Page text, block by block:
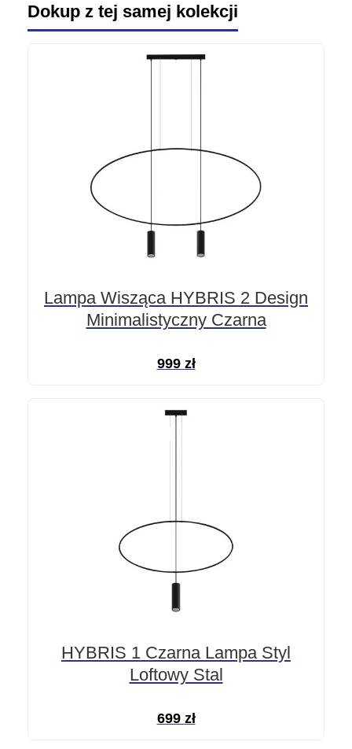
Dokup z tej samej kolekcji
Lampa Wisząca HYBRIS 2 Design
Minimalistyczny Czarna
999 zł
HYBRIS 1 Czarna Lampa Styl
Loftowy Stal
699 zł